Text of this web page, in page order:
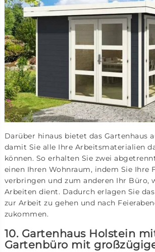
Darüber hinaus bietet das Gartenhaus
damit Sie alle Ihre Arbeitsmaterialien
können. So erhalten Sie zwei
einen Ihren Wohnraum, indem Sie Ihre
verbringen und zum anderen Ihr Büro,
Arbeiten dient. Dadurch erlagen Sie
zur Arbeit zu gehen und nach
zukommen.
10. Gartenhaus Holstein
Gartenbüro mit